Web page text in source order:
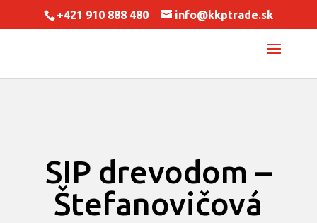
+421 910 888 480 info@kkptrade.sk
SIP drevodom –
Štefanovičová